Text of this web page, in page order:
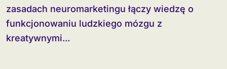
zasadach neuromarketingu łączy wiedzę o
funkcjonowaniu ludzkiego mózgu z
kreatywnymi...